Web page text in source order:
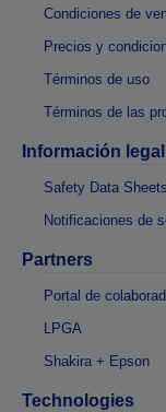
Condiciones de
Precios y
Términos de uso
Términos de las
Información legal
Safety Data Sheets
Notificaciones de
Partners
Portal de
LPGA
Shakira + Epson
Technologies